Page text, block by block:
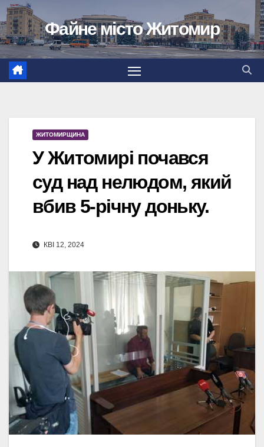
Перейти
до
вмісту
Файне місто Житомир
ЖИТОМИРЩИНА
У Житомирі почався
суд над нелюдом, який
вбив 5-річну доньку.
КВІ 12, 2024